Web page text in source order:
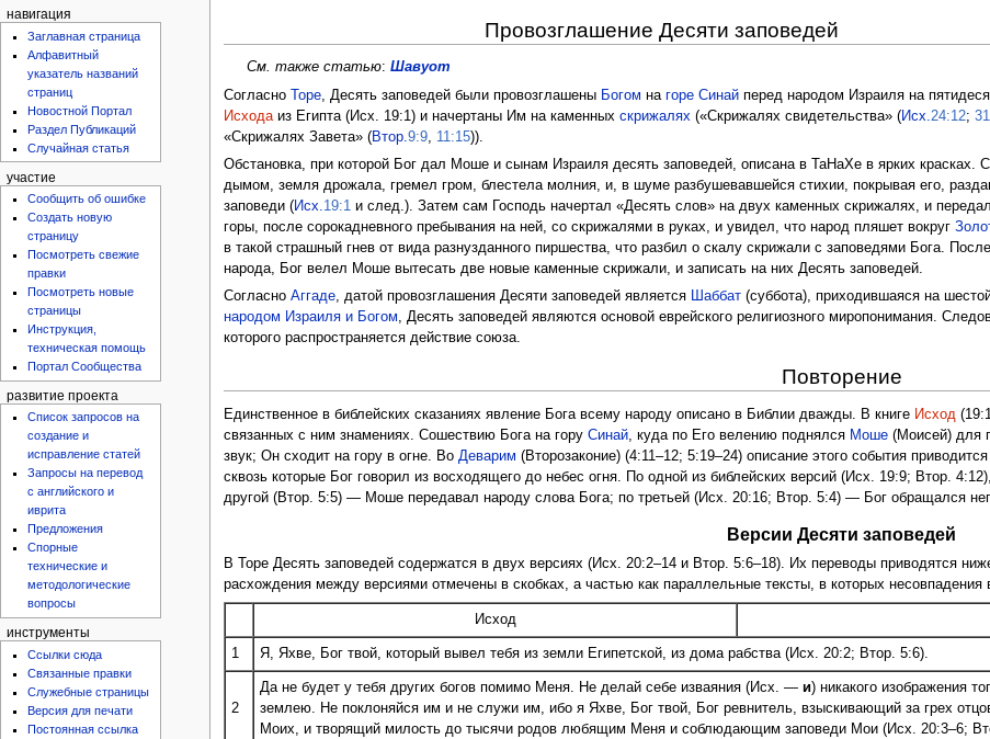
Провозглашение Десяти заповедей
См. также статью: Шавуот
СогласноТоре , Десять заповедей были провозглашены Богом нагоре Синай перед народом Израиля на
Исхода из Египта (Исх. 19:1) и начертаны Им на каменныхскрижалях («Скрижалях свидетельства» (Исх. 24:12;
«Скрижалях Завета» (Втор.9:9 11:15)).
Обстановка, при которой Бог дал Моше и сынам Израиля десять заповедей, описана в ТаНаХе в ярких красках.
дымом, земля дрожала, гремел гром, блестела молния, и, в шуме разбушевавшейся стихии, покрывая его,
заповеди (Исх.19:1 и след.). Затем сам Господь начертал «Десять слов» на двух каменных скрижалях, и
горы, после сорокадневного пребывания на ней, со скрижалями в руках, и увидел, что народ пляшет вокруг
в такой страшный гнев от вида разнузданного пиршества, что разбил о скалу скрижали с заповедями Бога.
народа, Бог велел Моше вытесать две новые каменные скрижали, и записать на них Десять заповедей.
СогласноАггаде, датой провозглашения Десяти заповедей является Шаббат (суббота), приходившаяся на
народом Израиля и Богом, Десять заповедей являются основой еврейского религиозного миропонимания.
которого распространяется действие союза.
Повторение
Единственное в библейских сказаниях явление Бога всему народу описано в Библии дважды. В книге Исход
связанных с ним знамениях. Сошествию Бога на горуСинай , куда по Его велению поднялся Моше (Моисей) для
звук; Он сходит на гору в огне. Во Деварим (Второзаконие) (4:11–12; 5:19–24) описание этого события
сквозь которые Бог говорил из восходящего до небес огня. По одной из библейских версий (Исх. 19:9; Втор.
другой (Втор. 5:5) — Моше передавал народу слова Бога; по третьей (Исх. 20:16; Втор. 5:4) — Бог обращался
Версии Десяти заповедей
В Торе Десять заповедей содержатся в двух версиях (Исх. 20:2–14 и Втор. 5:6–18). Их переводы приводятся
расхождения между версиями отмечены в скобках, а частью как параллельные тексты, в которых
Исход
1 Я, Яхве, Бог твой, который вывел тебя из земли Египетской, из дома рабства (Исх. 20:2; Втор. 5:6).
2
Да не будет у тебя других богов помимо Меня. Не делай себе изваяния (Исх. —и) никакого изображения
землею. Не поклоняйся им и не служи им, ибо я Яхве, Бог твой, Бог ревнитель, взыскивающий за грех
Моих, и творящий милость до тысячи родов любящим Меня и соблюдающим заповеди Мои (Исх. 20:3–6;
навигация
Заглавная страница
Алфавитный
указатель названий
страниц
Новостной Портал
Раздел Публикаций
Случайная статья
участие
Сообщить об ошибке
Создать новую
страницу
Посмотреть свежие
правки
Посмотреть новые
страницы
Инструкция,
техническая помощь
Портал Сообщества
развитие проекта
Список запросов на
создание и
исправление статей
Запросы на перевод
с английского и
иврита
Предложения
Спорные
технические и
методологические
вопросы
инструменты
Ссылки сюда
Связанные правки
Служебные страницы
Версия для печати
Постоянная ссылка